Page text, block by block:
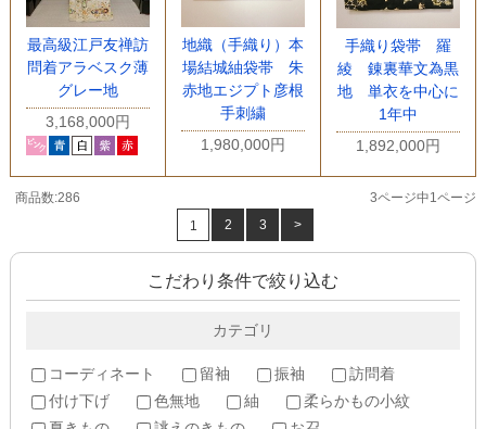
最高級江戸友禅訪
問着アラベスク薄
グレー地
3,168,000円
地織（手織り）本
場結城紬袋帯 朱
赤地エジプト彦根
手刺繍
1,980,000円
手織り袋帯 羅
綾 錬裏華文為黒
地 単衣を中心に
1年中
1,892,000円
商品数:286
3ページ中1ページ
1
2 3 >
こだわり条件で絞り込む
カテゴリ
コーディネート 留袖 振袖
訪問着
付け下げ
色無地 紬
柔らかもの小紋